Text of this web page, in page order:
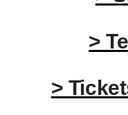
>
>